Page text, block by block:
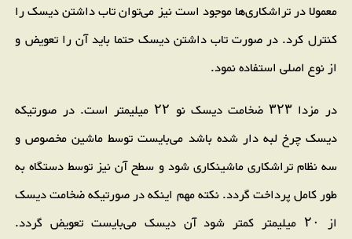
معمولا در تراشکاری‌ها موجود است نیز می‌توان تاب داشتن دیسک را
کنترل کرد. در صورت تاب داشتن دیسک حتما باید آن را تعویض و
از نوع اصلی استفاده نمود.
در مزدا ۳۲۳ ضخامت دیسک نو ۲۲ میلیمتر است. در صورتیکه
دیسک چرخ لبه دار شده باشد می‌بایست توسط ماشین مخصوص و
سه نظام تراشکاری ماشینکاری شود و سطح آن نیز توسط دستگاه به
طور کامل پرداخت گردد. نکته مهم اینکه در صورتیکه ضخامت دیسک
از ۲۰ میلیمتر کمتر شود آن دیسک می‌بایست تعویض گردد.